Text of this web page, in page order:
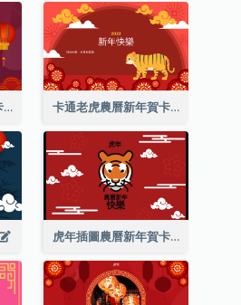
中國傳統新年慶祝賀卡 卡通老虎農曆新年賀卡
虎年插圖農曆新年賀卡